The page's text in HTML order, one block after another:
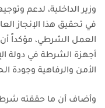
وزير الداخلية، لدعم
في تحقيق هذا الإنجاز
العمل الشرطي، مؤكداً أن
أجهزة الشرطة في دولة
الأمن والرفاهية وجودة
وأضاف أن ما حققته